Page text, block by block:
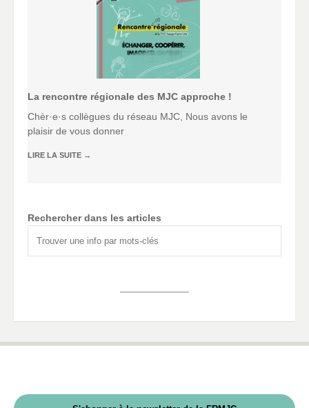
La rencontre régionale des MJC approche !
Chèr·e·s collègues du réseau MJC, Nous avons le
plaisir de vous donner
LIRE LA SUITE →
Rechercher dans les articles